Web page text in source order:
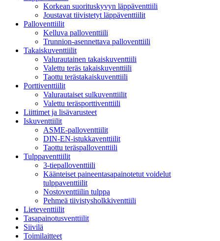
Korkean suorituskyvyn läppäventtiili
Joustavat tiivistetyt läppäventtiilit
Palloventtiilit
Kelluva palloventtiili
Trunnion-asennettava palloventtiili
Takaiskuventtiilit
Valurautainen takaiskuventtiili
Valettu teräs takaiskuventtiili
Taottu terästakaiskuventtiili
Porttiventtiilit
Valurautaiset sulkuventtiilit
Valettu teräsporttiventtiili
Liittimet ja lisävarusteet
Iskuventtiilit
ASME-palloventtiilit
DIN-EN-istukkaventtiilit
Taottu teräspalloventtiili
Tulppaventtiilit
3-tiepalloventtiili
Käänteiset paineentasapainotetut voidelut
tulppaventtiilit
Nostoventtiilin tulppa
Pehmeä tiivistysholkkiventtiili
Lieteventtiilit
Tasapainotusventtiilit
Siivilä
Toimilaitteet